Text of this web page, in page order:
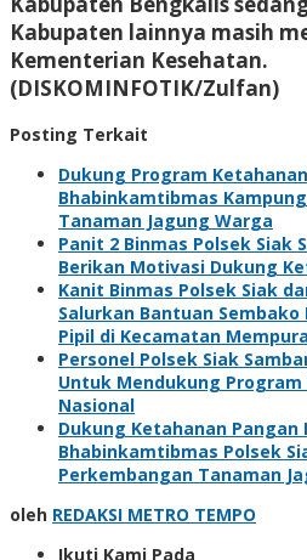
Kabupaten lainnya masih
Kementerian Kesehatan.
(DISKOMINFOTIK/Zulfan)
Posting Terkait
Dukung Program
Bhabinkamtibmas
Tanaman Jagung Warga
Panit 2 Binmas Polsek Siak
Berikan Motivasi Dukung
Kanit Binmas Polsek Siak
Salurkan Bantuan
Pipil di Kecamatan Mempura
Personel Polsek Siak
Untuk Mendukung
Nasional
Dukung Ketahanan Pangan
Bhabinkamtibmas Polsek
Perkembangan Tanaman
oleh REDAKSI METRO TEMPO
Ikuti Kami Pada